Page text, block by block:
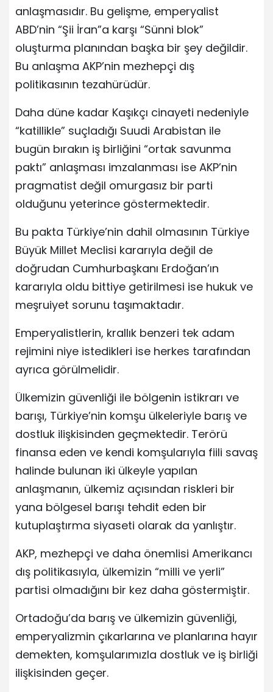
anlaşmasıdır. Bu gelişme, emperyalist
ABD’nin “Şii İran”a karşı “Sünni blok”
oluşturma planından başka bir şey değildir.
Bu anlaşma AKP’nin mezhepçi dış
politikasının tezahürüdür.
Daha düne kadar Kaşıkçı cinayeti nedeniyle
“katillikle” suçladığı Suudi Arabistan ile
bugün bırakın iş birliğini “ortak savunma
paktı” anlaşması imzalanması ise AKP’nin
pragmatist değil omurgasız bir parti
olduğunu yeterince göstermektedir.
Bu pakta Türkiye’nin dahil olmasının Türkiye
Büyük Millet Meclisi kararıyla değil de
doğrudan Cumhurbaşkanı Erdoğan’ın
kararıyla oldu bittiye getirilmesi ise hukuk ve
meşruiyet sorunu taşımaktadır.
Emperyalistlerin, krallık benzeri tek adam
rejimini niye istedikleri ise herkes tarafından
ayrıca görülmelidir.
Ülkemizin güvenliği ile bölgenin istikrarı ve
barışı, Türkiye’nin komşu ülkeleriyle barış ve
dostluk ilişkisinden geçmektedir. Terörü
finansa eden ve kendi komşularıyla fiili savaş
halinde bulunan iki ülkeyle yapılan
anlaşmanın, ülkemiz açısından riskleri bir
yana bölgesel barışı tehdit eden bir
kutuplaştırma siyaseti olarak da yanlıştır.
AKP, mezhepçi ve daha önemlisi Amerikancı
dış politikasıyla, ülkemizin “milli ve yerli”
partisi olmadığını bir kez daha göstermiştir.
Ortadoğu’da barış ve ülkemizin güvenliği,
emperyalizmin çıkarlarına ve planlarına hayır
demekten, komşularımızla dostluk ve iş birliği
ilişkisinden geçer.